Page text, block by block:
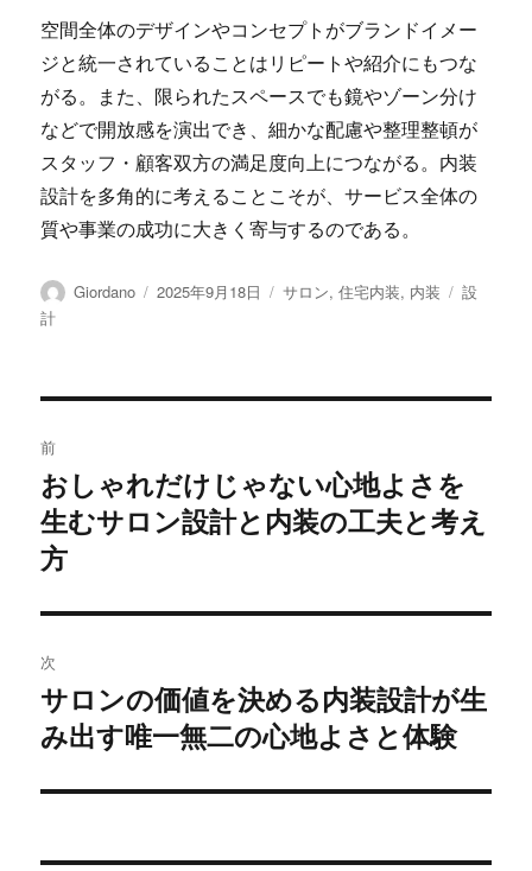
空間全体のデザインやコンセプトがブランドイメー
ジと統一されていることはリピートや紹介にもつな
がる。また、限られたスペースでも鏡やゾーン分け
などで開放感を演出でき、細かな配慮や整理整頓が
スタッフ・顧客双方の満足度向上につながる。内装
設計を多角的に考えることこそが、サービス全体の
質や事業の成功に大きく寄与するのである。
投
Giordano
投
2025年9月18日
カ
サロン,住宅内装, 内装
タ
設
計
稿
ナ
ビ
ゲ
ー
シ
前
前
の
投
おしゃれだけじゃない心地よさを
生むサロン設計と内装の工夫と考え
方
次
次
の
稿:
サロンの価値を決める内装設計が生
み出す唯一無二の心地よさと体験